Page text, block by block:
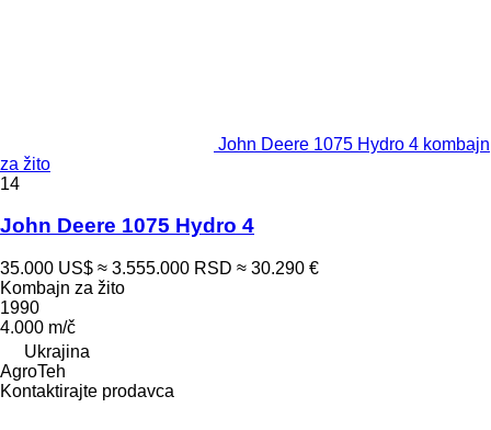
John Deere 1075 Hydro 4 kombajn
za žito
14
John Deere 1075 Hydro 4
35.000 US$ ≈ 3.555.000 RSD ≈ 30.290 €
Kombajn za žito
1990
4.000 m/č
Ukrajina
AgroTeh
Kontaktirajte prodavca